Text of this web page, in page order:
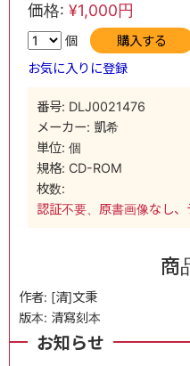
価格: ¥1,000円
個
購入する
お気に入りに登録
番号: DLJ0021476
メーカー: 凱希
単位: 個
規格: CD-ROM
枚数:
認証不要、原書画像なし
商
作者: [清]文秉
版本: 清寫刻本
お知らせ